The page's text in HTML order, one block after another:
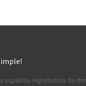
española registradora de